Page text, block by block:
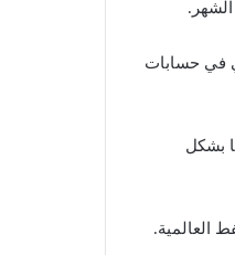
في حسابات
بشكل
العالمية.